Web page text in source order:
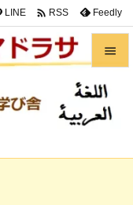


メニュ


LINE  RSS Feedly